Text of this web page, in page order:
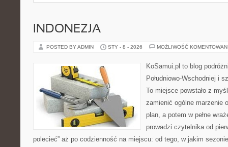
INDONEZJA
POSTED BY ADMIN STY - 8 - 2026 MOŻLIWOŚĆ
KoSamui.pl to blog
Południowo-Wschodniej i
To miejsce powstało z
zamienić ogólne marzenie
plan, a potem w pełne
prowadzi czytelnika od
polecieć” aż po codzienność na miejscu: od tego, w jakim